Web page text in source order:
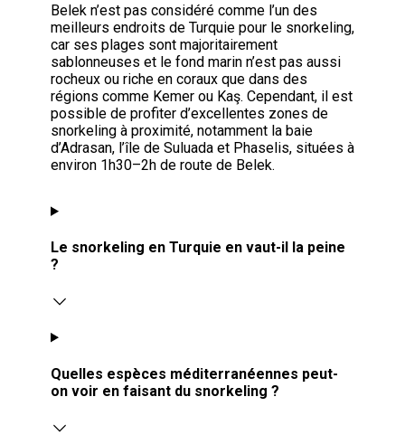
Belek n’est pas considéré comme l’un des
meilleurs endroits de Turquie pour le snorkeling,
car ses plages sont majoritairement
sablonneuses et le fond marin n’est pas aussi
rocheux ou riche en coraux que dans des
régions comme Kemer ou Kaş. Cependant, il est
possible de profiter d’excellentes zones de
snorkeling à proximité, notamment la baie
d’Adrasan, l’île de Suluada et Phaselis, situées à
environ 1h30–2h de route de Belek.
Le snorkeling en Turquie en vaut-il la peine
?
Quelles espèces méditerranéennes peut-
on voir en faisant du snorkeling ?